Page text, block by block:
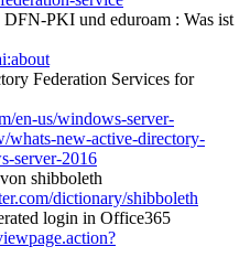
PKI und eduroam : Was ist
Federation Services for
en-us/windows-server-
whats-new-active-directory-
server-2016
shibboleth
dictionary/shibboleth
login in Office365